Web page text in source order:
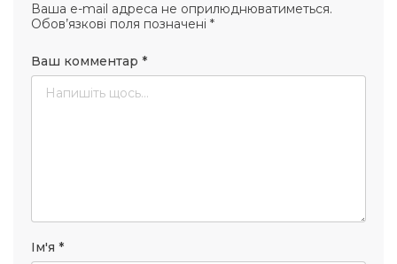
Ваша e-mail адреса не оприлюднюватиметься.
Обов’язкові поля позначені *
Ваш комментар *
Ім'я *